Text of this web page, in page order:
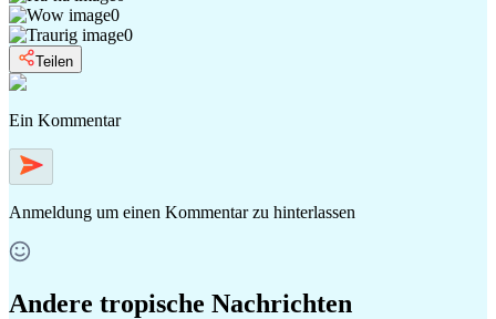
0
0
Teilen
Ein Kommentar
Anmeldung um einen Kommentar zu hinterlassen
Andere tropische Nachrichten